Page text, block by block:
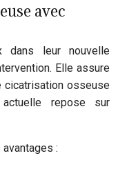
avec
dans leur nouvelle
Elle assure
cicatrisation osseuse
repose sur
: